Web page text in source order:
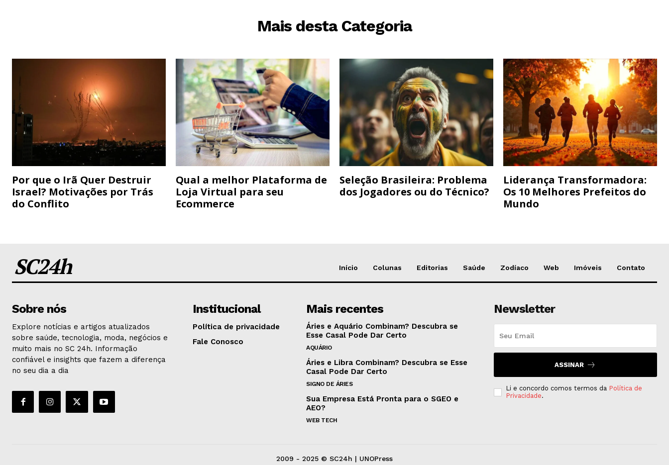
Mais desta Categoria
Por que o Irã Quer Destruir
Israel? Motivações por Trás
do Conflito
Qual a melhor Plataforma de
Loja Virtual para seu
Ecommerce
Seleção Brasileira: Problema
dos Jogadores ou do Técnico?
Liderança Transformadora:
Os 10 Melhores Prefeitos do
Mundo
SC24h Início Colunas Editorias Saúde Zodíaco Web Imóveis Contato
Sobre nós
Explore notícias e artigos atualizados
sobre saúde, tecnologia, moda, negócios e
muito mais no SC 24h. Informação
confiável e insights que fazem a diferença
no seu dia a dia
Institucional
Política de privacidade
Fale Conosco
Mais recentes
Áries e Aquário Combinam? Descubra se
Esse Casal Pode Dar Certo
AQUÁRIO
Áries e Libra Combinam? Descubra se Esse
Casal Pode Dar Certo
SIGNO DE ÁRIES
Sua Empresa Está Pronta para o SGEO e
AEO?
WEB TECH
Newsletter
ASSINAR
Li e concordo comos termos da Política de
Privacidade.
2009 - 2025 © SC24h | UNOPress